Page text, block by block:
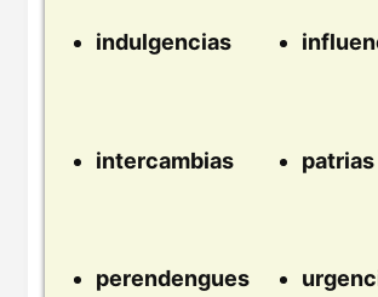
indulgencias
intercambias patrias
perendengues